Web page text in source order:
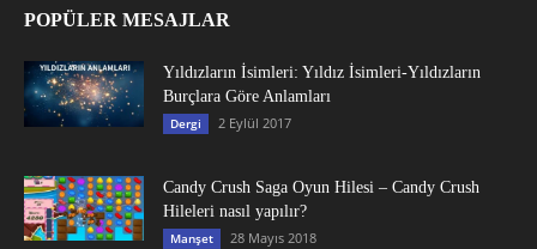
POPÜLER MESAJLAR
Yıldızların İsimleri: Yıldız İsimleri-Yıldızların
Burçlara Göre Anlamları
Dergi 2 Eylül 2017
Candy Crush Saga Oyun Hilesi – Candy Crush
Hileleri nasıl yapılır?
Manşet 28 Mayıs 2018